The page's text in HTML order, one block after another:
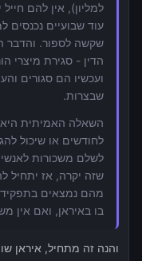
למליון), אין להם
עוד שבועיים נכנסים
שקשה לספור. והדבר
הדין - סגירת מיצרי
ועכשיו הם סגורים
שבצרות.
השאלה האמיתית
לחודשים או שיכול
לשלם משכורות
שזה יקרה, אז יתחיל
מהם נמצאים בתפקיד
בו באיראן, ואם אין
והנה זה מתחיל, איראן